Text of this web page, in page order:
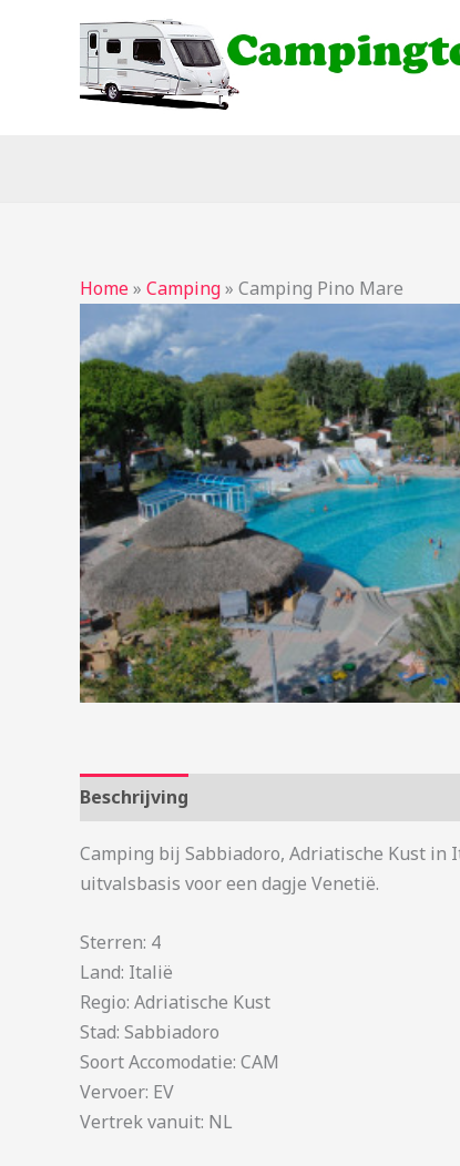
Home» Camping» Camping Pino Mare
Beschrijving
Camping bij Sabbiadoro, Adriatische Kust in
uitvalsbasis voor een dagje Venetië.
Sterren: 4
Land: Italië
Regio: Adriatische Kust
Stad: Sabbiadoro
Soort Accomodatie: CAM
Vervoer: EV
Vertrek vanuit: NL